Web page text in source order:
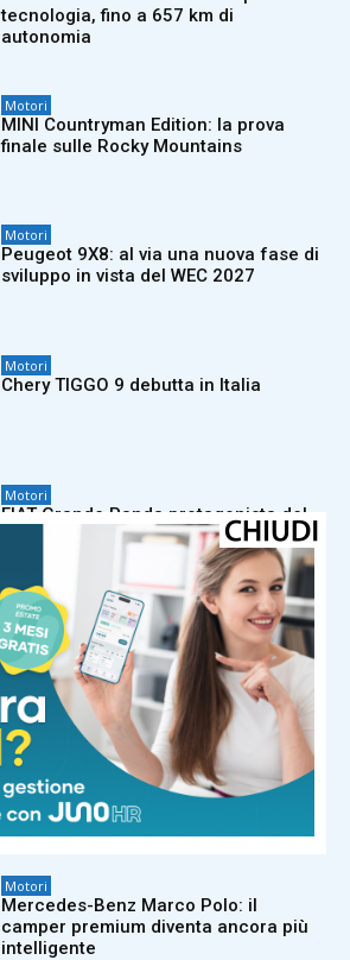
tecnologia, fino a 657 km di
autonomia
Motori
MINI Countryman Edition: la prova
finale sulle Rocky Mountains
Motori
Peugeot 9X8: al via una nuova fase di
sviluppo in vista del WEC 2027
Motori
Chery TIGGO 9 debutta in Italia
Motori
FIAT Grande Panda protagonista del
Jova Summer Party 2026
Motori
FIAT Professional Ducato festeggia
45 anni di innovazione e leadership
Motori
Audi Q9: il nuovo SUV ammiraglia
Motori
Mercedes-Benz Marco Polo: il
camper premium diventa ancora più
intelligente